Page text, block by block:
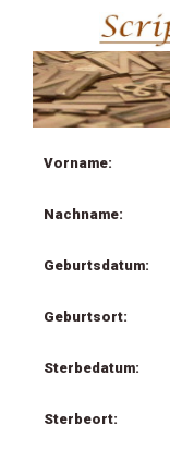
Vorname:
Nachname:
Geburtsdatum:
Geburtsort:
Sterbedatum:
Sterbeort: